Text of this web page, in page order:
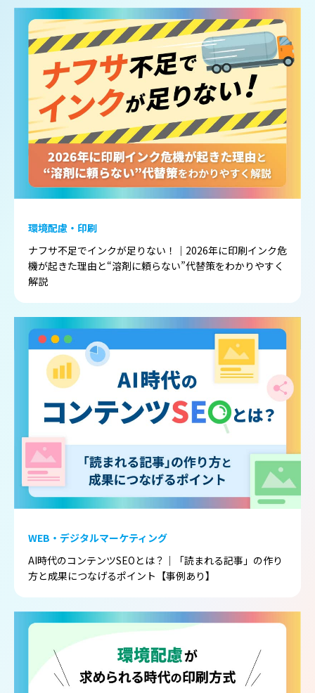
環境配慮・印刷
ナフサ不足でインクが足りない！｜2026年に印刷インク危
機が起きた理由と“溶剤に頼らない”代替策をわかりやすく
解説
WEB・デジタルマーケティング
AI時代のコンテンツSEOとは？｜「読まれる記事」の作り
方と成果につなげるポイント【事例あり】